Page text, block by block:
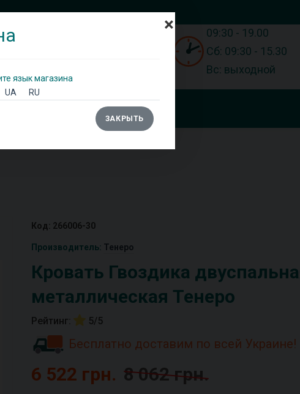
09:30 - 19.00
Сб: 09:30 - 15.30
Вс: выходной
ТУМБЫ/КОМОДЫ
×
язык магазина
UA
RU
ЗАКРЫТЬ
Код: 266006-30
Производитель: Тенеро
Кровать Гвоздика
металлическая Тенеро
Рейтинг: 5/5
Бесплатно доставим по всей Украине!
6 522 грн. 8 062 грн.